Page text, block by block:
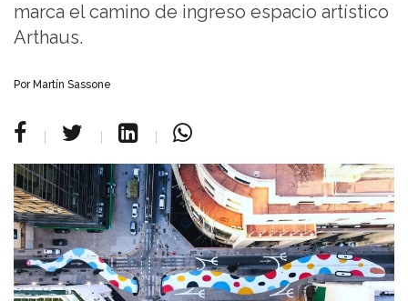
marca el camino de ingreso espacio artístico
Arthaus.
Por Martín Sassone